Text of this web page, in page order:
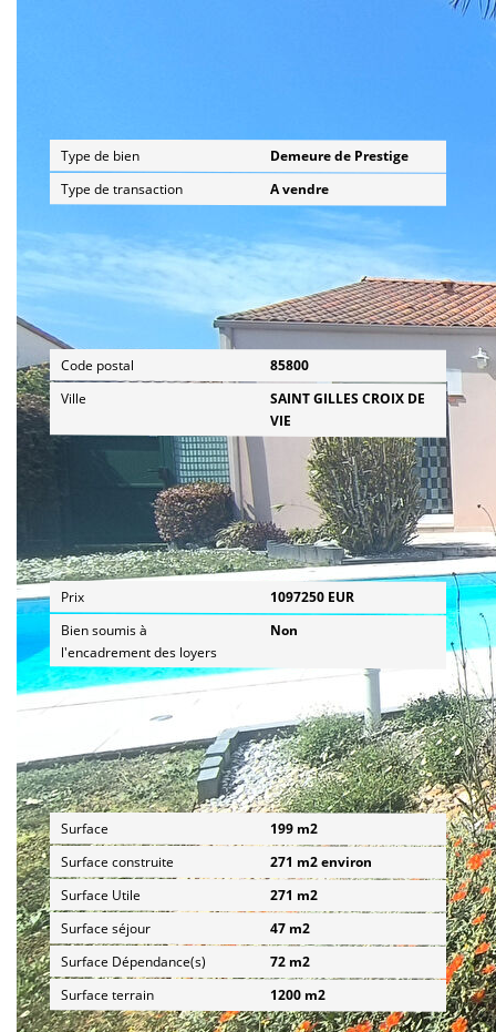
Type de bien
Demeure de Prestige
Type de transaction
A vendre
Code postal
85800
Ville
SAINT GILLES CROIX DE
VIE
Aspects financiers
Prix
1097250 EUR
Bien soumis à
l'encadrement des loyers
Non
Surfaces
Surface
199 m2
Surface construite
271 m2 environ
Surface Utile
271 m2
Surface séjour
47 m2
Surface Dépendance(s)
72 m2
Surface terrain
1200 m2